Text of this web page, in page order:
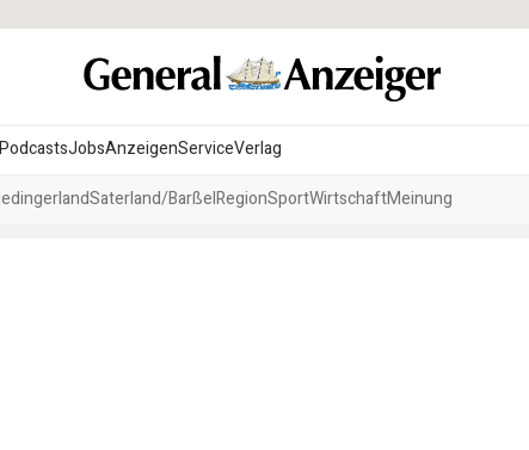
PodcastsJobsAnzeigenServiceVerlag
Saterland/BarßelRegionSportWirtschaftMeinung